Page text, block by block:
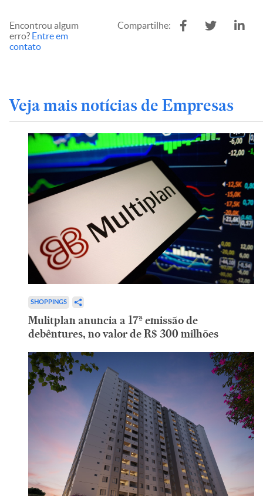
Encontrou algum
erro? Entre em
contato
Compartilhe:
Veja mais notícias de Empresas
SHOPPINGS
Mulitplan anuncia a 17ª emissão de
debêntures, no valor de R$ 300 milhões